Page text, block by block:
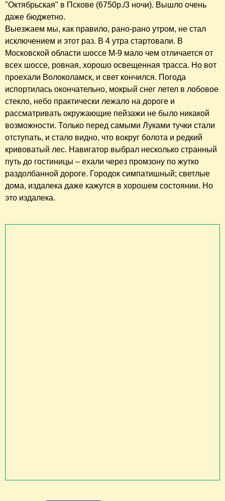
"Октябрьская" в Пскове (6750р./3 ночи). Вышло очень
даже бюджетно.
Выезжаем мы, как правило, рано-рано утром, не стал
исключением и этот раз. В 4 утра стартовали. В
Московской области шоссе М-9 мало чем отличается от
всех шоссе, ровная, хорошо освещенная трасса. Но вот
проехали Волоколамск, и свет кончился. Погода
испортилась окончательно, мокрый снег летел в лобовое
стекло, небо практически лежало на дороге и
рассматривать окружающие пейзажи не было никакой
возможности. Только перед самыми Луками тучки стали
отступать, и стало видно, что вокруг болота и редкий
кривоватый лес. Навигатор выбрал несколько странный
путь до гостиницы – ехали через промзону по жутко
раздолбанной дороге. Городок симпатишный; светлые
дома, издалека даже кажутся в хорошем состоянии. Но
это издалека.